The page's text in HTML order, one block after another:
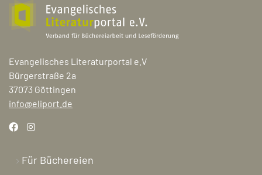
Evangelisches Literaturportal e.V
Bürgerstraße 2a
37073 Göttingen
info@eliport.de
Für Büchereien